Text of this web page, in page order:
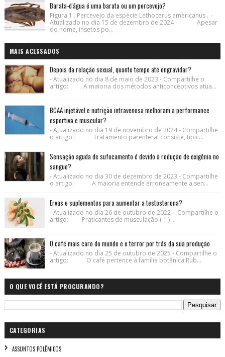
Barata-d'água é uma barata ou um percevejo?
Figura 1 . Percevejo da espécie Lethocerus americanus . -
Atualizado no dia 15 de dezembro de 2024 - Apesar
do nome, insetos po...
MAIS ACESSADOS
Depois da relação sexual, quanto tempo até engravidar?
- Atualizado no dia 8 de maio de 2023 - Compartilhe o
artigo: A maioria dos métodos anticonceptivos atua...
BCAA injetável e nutrição intravenosa melhoram a performance
esportiva e muscular?
- Atualizado no dia 19 de novembro de 2024 - Compartilhe
o artigo: Tratamento parenteral consiste, tipic...
Sensação aguda de sufocamento é devido à redução de oxigênio no
sangue?
- Atualizado no dia 30 de dezembro de 2023 - Compartilhe
o artigo: A maioria entende erroneamente a sen...
Ervas e suplementos para aumentar a testosterona?
- Atualizado no dia 26 de outubro de 2022 - Compartilhe o
artigo: Praticantes de musculação ( 1 ) ...
O café mais caro do mundo e o terror por trás da sua produção
- Atualizado no dia 25 de outubro de 2025 - Compartilhe o
artigo: O café pertence à família botânica Rub...
O QUE VOCÊ ESTÁ PROCURANDO?
CATEGORIAS
ASSUNTOS POLÊMICOS